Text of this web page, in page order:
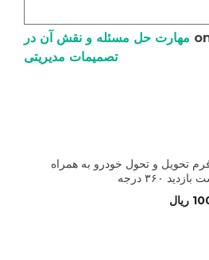
مهارت حل مسئله و نقش آن در
تصمیمات مدیریتی
فرم تحویل و تحول خودرو به همراه
۳۶۰ درجه
ریال